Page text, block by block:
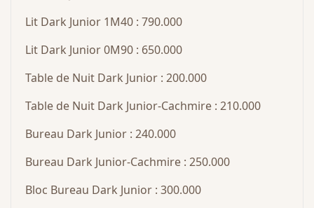
Lit Dark Junior 1M40 : 790.000
Lit Dark Junior 0M90 : 650.000
Table de Nuit Dark Junior : 200.000
Table de Nuit Dark Junior-Cachmire : 210.000
Bureau Dark Junior : 240.000
Bureau Dark Junior-Cachmire : 250.000
Bloc Bureau Dark Junior : 300.000